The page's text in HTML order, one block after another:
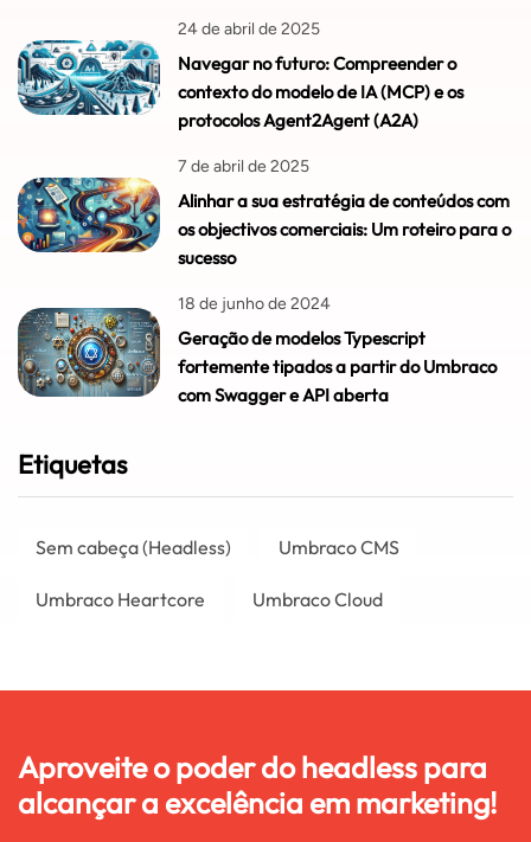
24 de abril de 2025
Navegar no futuro: Compreender o
contexto do modelo de IA (MCP) e os
protocolos Agent2Agent (A2A)
7 de abril de 2025
Alinhar a sua estratégia de conteúdos com
os objectivos comerciais: Um roteiro para o
sucesso
18 de junho de 2024
Geração de modelos Typescript
fortemente tipados a partir do Umbraco
com Swagger e API aberta
Etiquetas
Sem cabeça (Headless) Umbraco CMS
Umbraco Heartcore Umbraco Cloud
Aproveite o poder do headless para
alcançar a excelência em marketing!